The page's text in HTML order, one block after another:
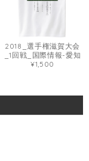
2018_選手権滋賀大会
_1回戦_国際情報-愛知
¥1,500